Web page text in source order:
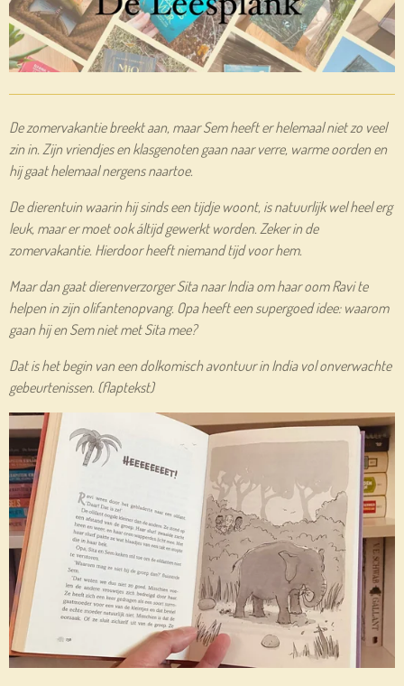
De zomervakantie breekt aan, maar Sem heeft er helemaal niet zo veel
zin in. Zijn vriendjes en klasgenoten gaan naar verre, warme oorden en
hij gaat helemaal nergens naartoe.
De dierentuin waarin hij sinds een tijdje woont, is natuurlijk wel heel erg
leuk, maar er moet ook áltijd gewerkt worden. Zeker in de
zomervakantie. Hierdoor heeft niemand tijd voor hem.
Maar dan gaat dierenverzorger Sita naar India om haar oom Ravi te
helpen in zijn olifantenopvang. Opa heeft een supergoed idee: waarom
gaan hij en Sem niet met Sita mee?
Dat is het begin van een dolkomisch avontuur in India vol onverwachte
gebeurtenissen. (flaptekst)